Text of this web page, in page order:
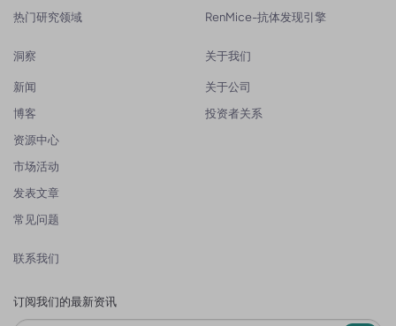
热门研究领域
RenMice-抗体发现引擎
洞察
新闻
博客
资源中心
市场活动
发表文章
常见问题
关于我们
关于公司
投资者关系
联系我们
订阅我们的最新资讯